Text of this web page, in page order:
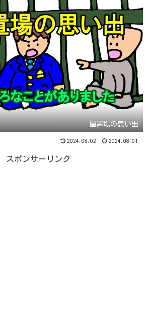
留置場の思い出
2024.08.02 2024.08.01
スポンサーリンク